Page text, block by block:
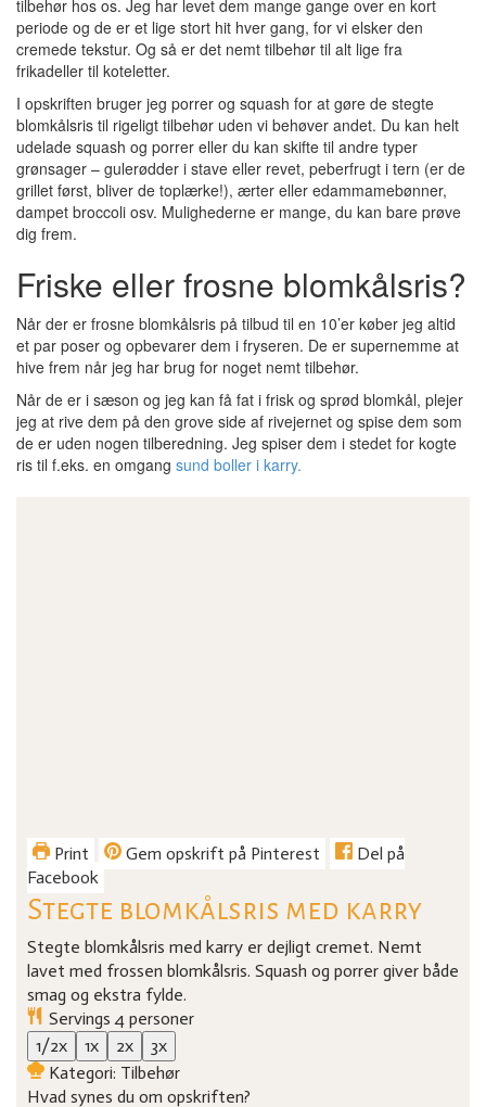
tilbehør hos os. Jeg har levet dem mange gange over en kort
periode og de er et lige stort hit hver gang, for vi elsker den
cremede tekstur. Og så er det nemt tilbehør til alt lige fra
frikadeller til koteletter.
I opskriften bruger jeg porrer og squash for at gøre de stegte
blomkålsris til rigeligt tilbehør uden vi behøver andet. Du kan helt
udelade squash og porrer eller du kan skifte til andre typer
grønsager – gulerødder i stave eller revet, peberfrugt i tern (er de
grillet først, bliver de toplærke!), ærter eller edammamebønner,
dampet broccoli osv. Mulighederne er mange, du kan bare prøve
dig frem.
Friske eller frosne blomkålsris?
Når der er frosne blomkålsris på tilbud til en 10’er køber jeg altid
et par poser og opbevarer dem i fryseren. De er supernemme at
hive frem når jeg har brug for noget nemt tilbehør.
Når de er i sæson og jeg kan få fat i frisk og sprød blomkål, plejer
jeg at rive dem på den grove side af rivejernet og spise dem som
de er uden nogen tilberedning. Jeg spiser dem i stedet for kogte
ris til f.eks. en omgang sund boller i karry.
Print Gem opskrift på Pinterest
Del på
Facebook
Stegte blomkålsris med karry
Stegte blomkålsris med karry er dejligt cremet. Nemt
lavet med frossen blomkålsris. Squash og porrer giver både
smag og ekstra fylde.
Servings4 personer
1/2x
1x 2x
3x
Kategori: Tilbehør
Hvad synes du om opskriften?